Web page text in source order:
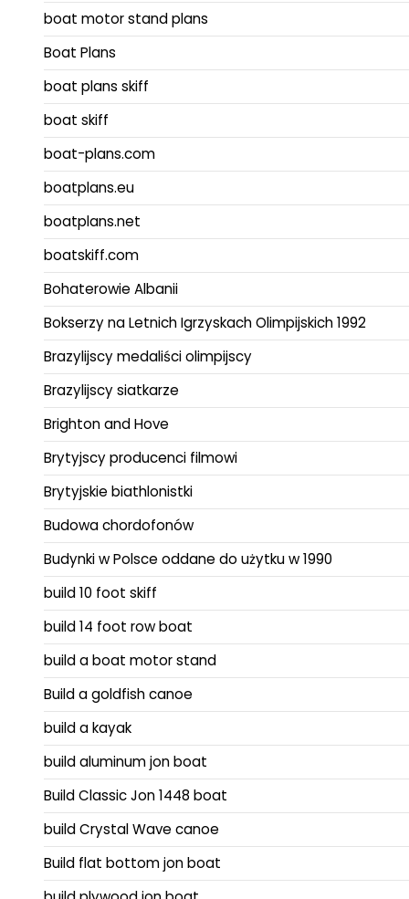
boat motor stand plans
Boat Plans
boat plans skiff
boat skiff
boat-plans.com
boatplans.eu
boatplans.net
boatskiff.com
Bohaterowie Albanii
Bokserzy na Letnich Igrzyskach Olimpijskich 1992
Brazylijscy medaliści olimpijscy
Brazylijscy siatkarze
Brighton and Hove
Brytyjscy producenci filmowi
Brytyjskie biathlonistki
Budowa chordofonów
Budynki w Polsce oddane do użytku w 1990
build 10 foot skiff
build 14 foot row boat
build a boat motor stand
Build a goldfish canoe
build a kayak
build aluminum jon boat
Build Classic Jon 1448 boat
build Crystal Wave canoe
Build flat bottom jon boat